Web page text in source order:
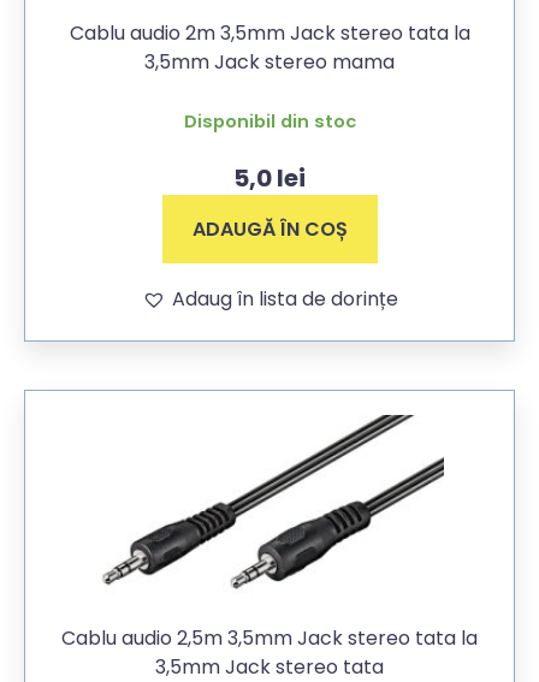
Cablu audio 2m 3,5mm Jack stereo tata la
3,5mm Jack stereo mama
Disponibil din stoc
5,0lei
ADAUGĂ ÎN COȘ
Adaug în lista de dorințe
Cablu audio 2,5m 3,5mm Jack stereo tata la
3,5mm Jack stereo tata